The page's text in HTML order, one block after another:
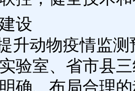
设
升动物疫情监
验室、省市县
确、布局合理